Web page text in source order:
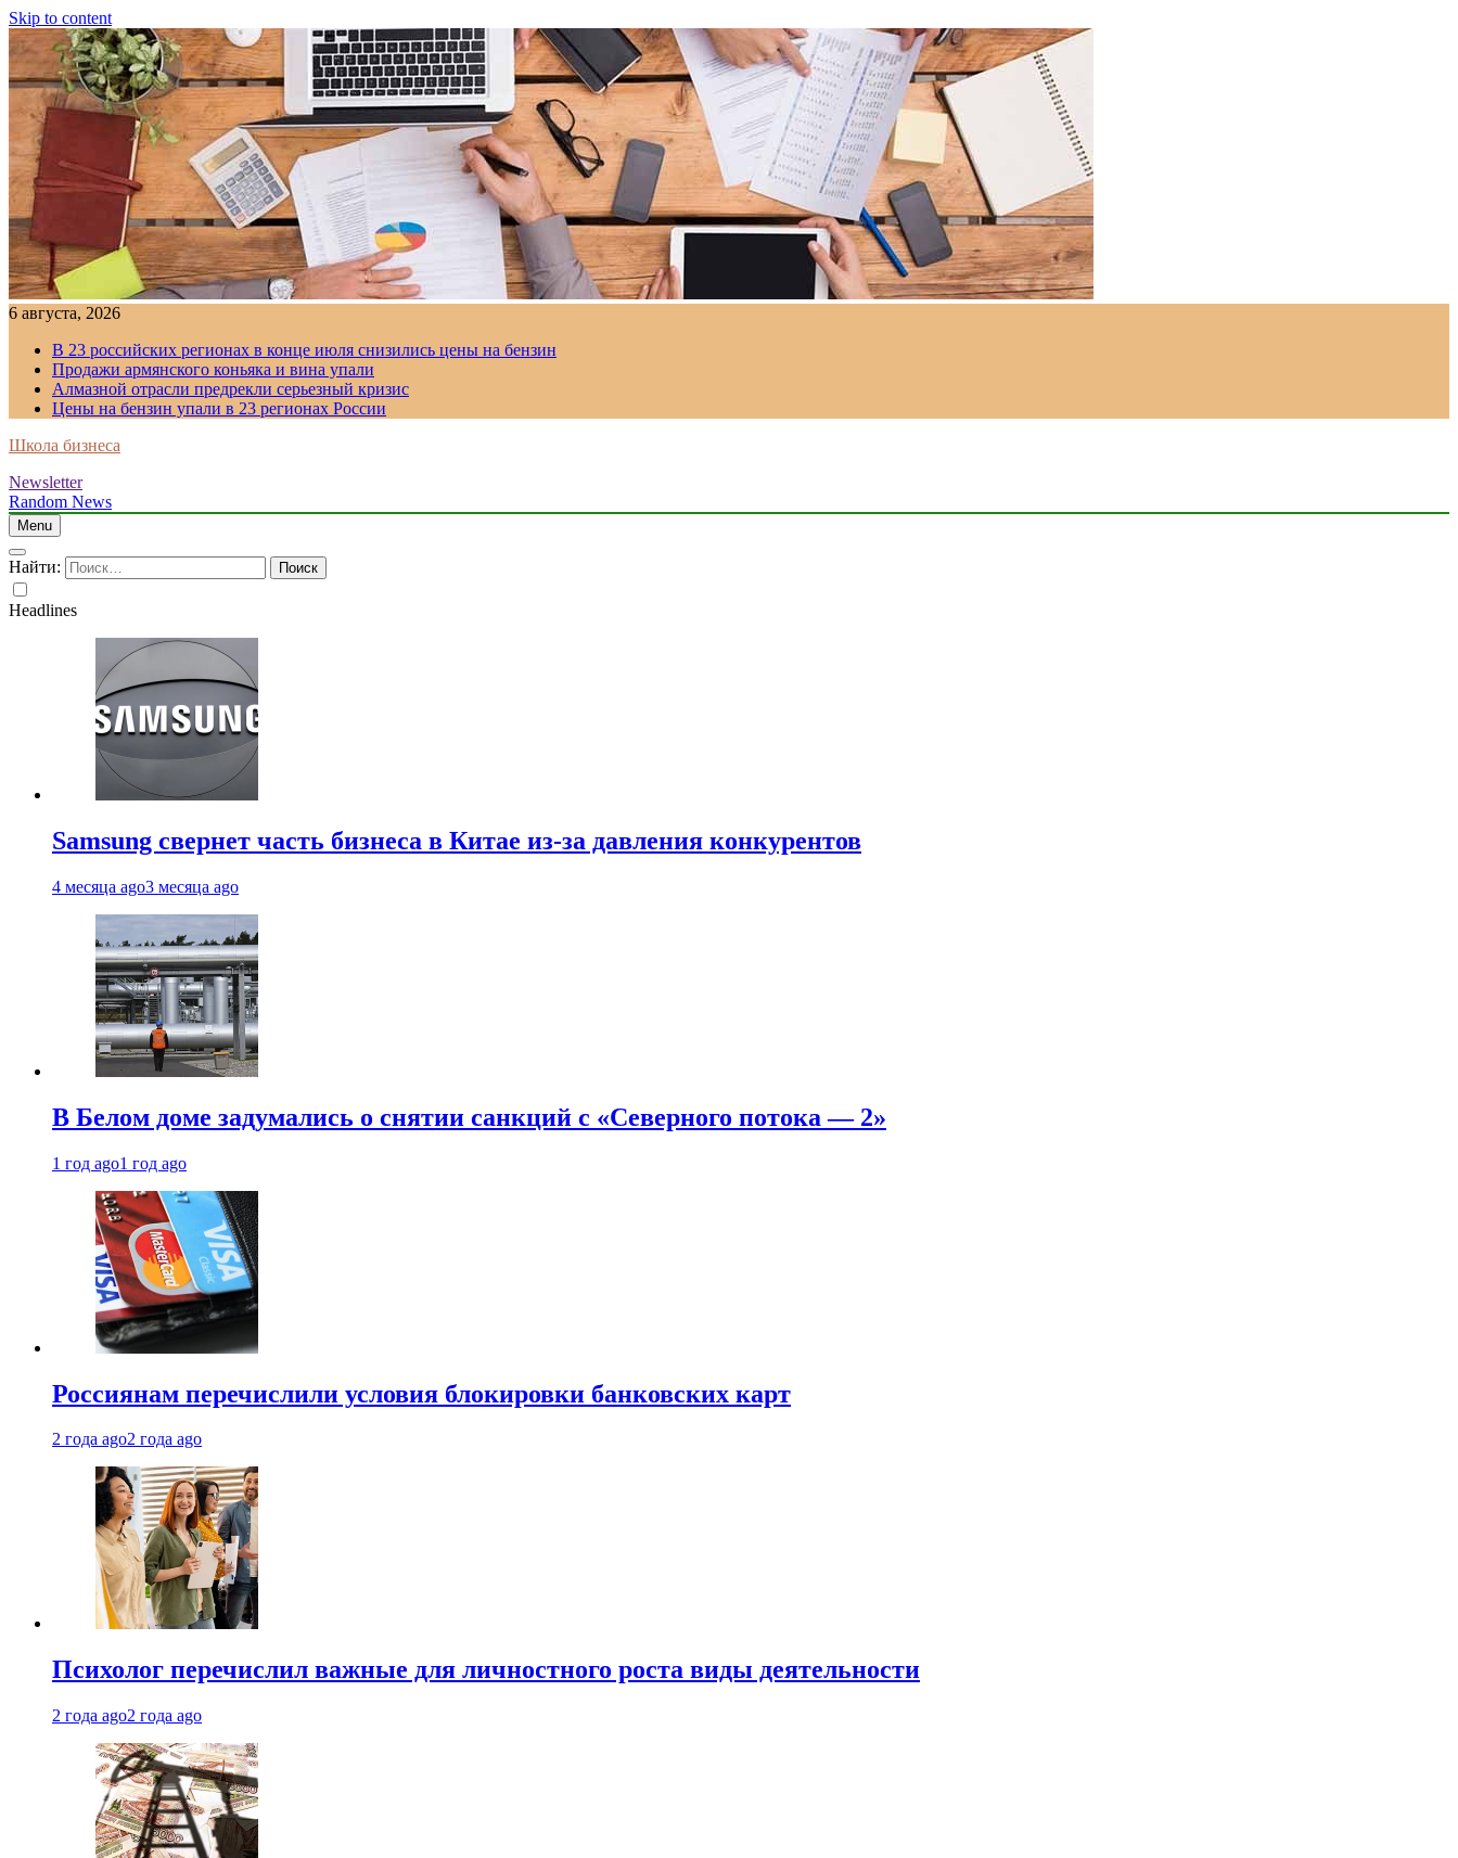
Skip to content
6 августа, 2026
В 23 российских регионах в конце июля снизились цены на бензин
Продажи армянского коньяка и вина упали
Алмазной отрасли предрекли серьезный кризис
Цены на бензин упали в 23 регионах России
Школа бизнеса
Newsletter
Random News
Menu
Найти:
Headlines
Samsung свернет часть бизнеса в Китае из-за давления конкурентов
4 месяца ago3 месяца ago
В Белом доме задумались о снятии санкций с «Северного потока — 2»
1 год ago1 год ago
Россиянам перечислили условия блокировки банковских карт
2 года ago2 года ago
Психолог перечислил важные для личностного роста виды деятельности
2 года ago2 года ago